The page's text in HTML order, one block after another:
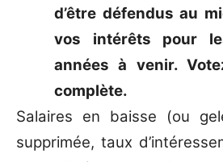
d’être défendus au
vos intérêts pour
années à venir.
complète.
Salaires en baisse (ou
supprimée, taux